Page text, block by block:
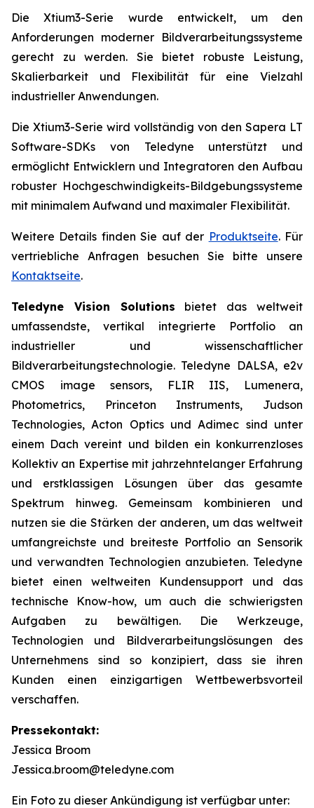
Die Xtium3-Serie wurde entwickelt, um den
Anforderungen moderner Bildverarbeitungssysteme
gerecht zu werden. Sie bietet robuste Leistung,
Skalierbarkeit und Flexibilität für eine Vielzahl
industrieller Anwendungen.
Die Xtium3-Serie wird vollständig von den Sapera LT
Software-SDKs von Teledyne unterstützt und
ermöglicht Entwicklern und Integratoren den Aufbau
robuster Hochgeschwindigkeits-Bildgebungssysteme
mit minimalem Aufwand und maximaler Flexibilität.
Weitere Details finden Sie auf der Produktseite. Für
vertriebliche Anfragen besuchen Sie bitte unsere
Kontaktseite.
Teledyne Vision Solutions bietet das weltweit
umfassendste, vertikal integrierte Portfolio an
industrieller und wissenschaftlicher
Bildverarbeitungstechnologie. Teledyne DALSA, e2v
CMOS image sensors, FLIR IIS, Lumenera,
Photometrics, Princeton Instruments, Judson
Technologies, Acton Optics und Adimec sind unter
einem Dach vereint und bilden ein konkurrenzloses
Kollektiv an Expertise mit jahrzehntelanger Erfahrung
und erstklassigen Lösungen über das gesamte
Spektrum hinweg. Gemeinsam kombinieren und
nutzen sie die Stärken der anderen, um das weltweit
umfangreichste und breiteste Portfolio an Sensorik
und verwandten Technologien anzubieten. Teledyne
bietet einen weltweiten Kundensupport und das
technische Know-how, um auch die schwierigsten
Aufgaben zu bewältigen. Die Werkzeuge,
Technologien und Bildverarbeitungslösungen des
Unternehmens sind so konzipiert, dass sie ihren
Kunden einen einzigartigen Wettbewerbsvorteil
verschaffen.
Pressekontakt:
Jessica Broom
Jessica.broom@teledyne.com
Ein Foto zu dieser Ankündigung ist verfügbar unter: